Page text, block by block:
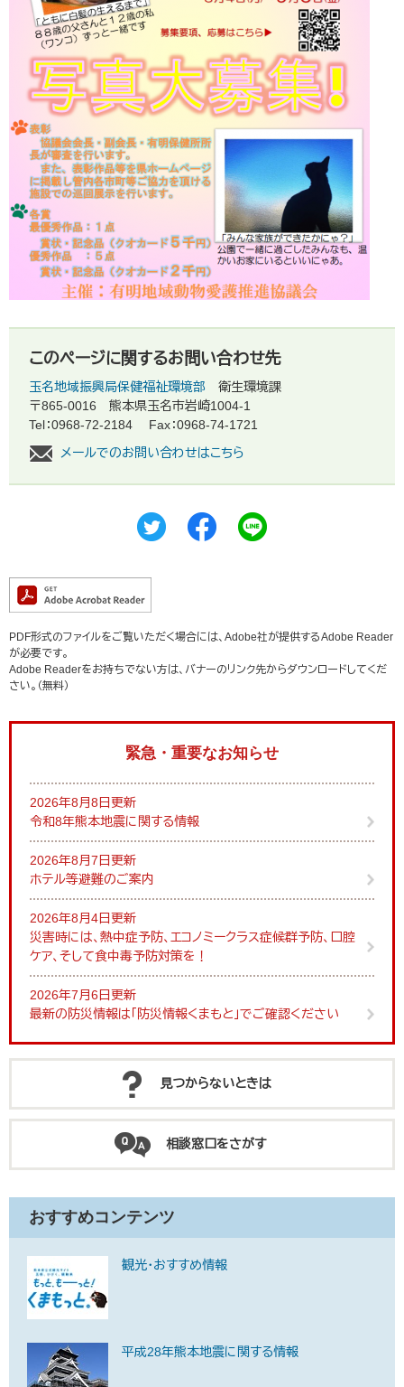
このページに関するお問い合わせ先
玉名地域振興局保健福祉環境部
衛生環境課
〒865-0016
熊本県玉名市岩崎1004-1
Tel：0968-72-2184
Fax：0968-74-1721
メールでのお問い合わせはこちら
PDF形式のファイルをご覧いただく場合には、Adobe社が提供するAdobe Reader
が必要です。
Adobe Readerをお持ちでない方は、バナーのリンク先からダウンロードしてくだ
さい。（無料）
緊急・重要なお知らせ
2026年8月8日更新
令和8年熊本地震に関する情報
2026年8月7日更新
ホテル等避難のご案内
2026年8月4日更新
災害時には、熱中症予防、エコノミークラス症候群予防、口腔
ケア、そして食中毒予防対策を！
2026年7月6日更新
最新の防災情報は「防災情報くまもと」でご確認ください
見つからないときは
相談窓口をさがす
おすすめコンテンツ
観光・おすすめ情報
平成28年熊本地震に関する情報